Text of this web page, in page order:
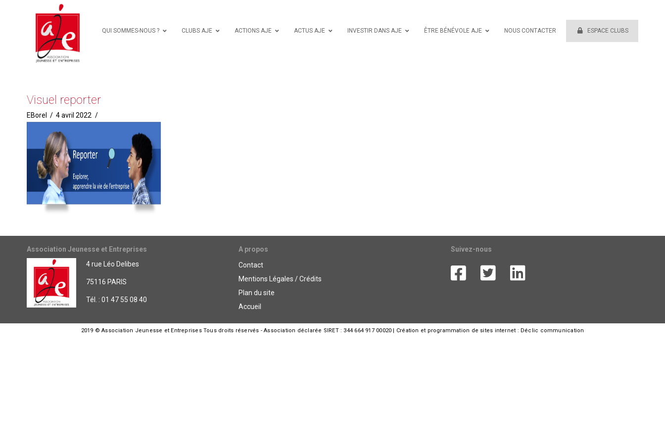
QUI SOMMES-NOUS ? CLUBS AJE ACTIONS AJE ACTUS AJE INVESTIR DANS AJE ÊTRE BÉNÉVOLE AJE NOUS CONTACTER ESPACE CLUBS
Visuel reporter
EBorel 4 avril 2022
Association Jeunesse et Entreprises
4 rue Léo Delibes
75116 PARIS
Tél. : 01 47 55 08 40
A propos
Contact
Mentions Légales / Crédits
Plan du site
Accueil
Suivez-nous
2019 © Association Jeunesse et Entreprises Tous droits réservés - Association déclarée SIRET : 344 664 917 00020 | Création et programmation de sites internet : Déclic communication